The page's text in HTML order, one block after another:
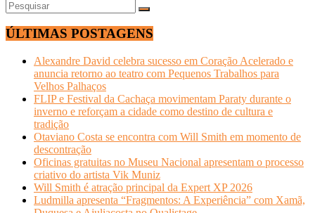
ÚLTIMAS POSTAGENS
Alexandre David celebra sucesso em Coração Acelerado e
anuncia retorno ao teatro com Pequenos Trabalhos para
Velhos Palhaços
FLIP e Festival da Cachaça movimentam Paraty durante o
inverno e reforçam a cidade como destino de cultura e
tradição
Otaviano Costa se encontra com Will Smith em momento de
descontração
Oficinas gratuitas no Museu Nacional apresentam o processo
criativo do artista Vik Muniz
Will Smith é atração principal da Expert XP 2026
Ludmilla apresenta “Fragmentos: A Experiência” com Xamã,